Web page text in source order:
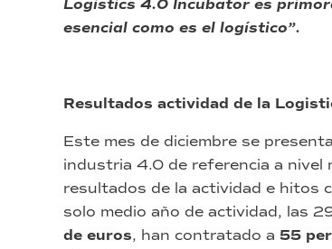
Logistics 4.0 Incubator es
esencial como es el logístico”.
Resultados actividad de la
Este mes de diciembre se
industria 4.0 de referencia a nivel
resultados de la actividad e hitos
solo medio año de actividad, las
de euros, han contratado a 55